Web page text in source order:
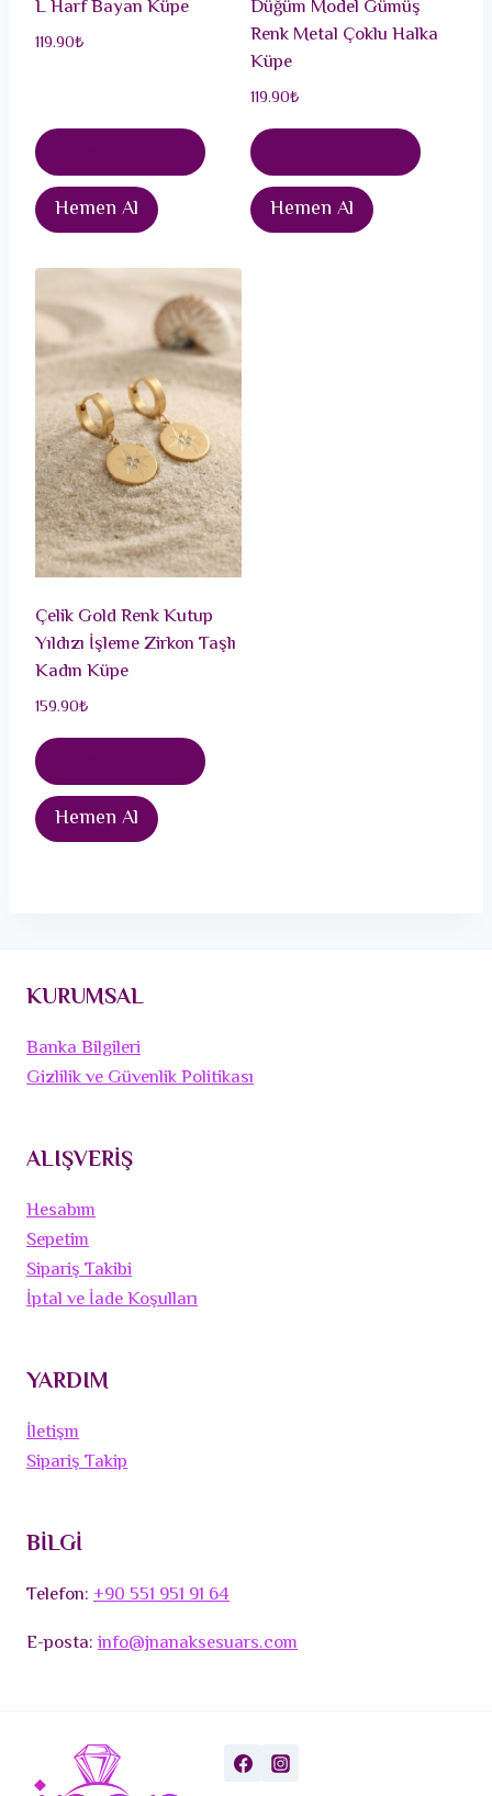
L Harf Bayan Küpe
119.90₺
Hemen Al
Düğüm Model Gümüş
Renk Metal Çoklu Halka
Küpe
119.90₺
Hemen Al
Çelik Gold Renk Kutup
Yıldızı İşleme Zirkon Taşlı
Kadın Küpe
159.90₺
Hemen Al
KURUMSAL
Banka Bilgileri
Gizlilik ve Güvenlik Politikası
ALIŞVERİŞ
Hesabım
Sepetim
Sipariş Takibi
İptal ve İade Koşulları
YARDIM
İletişm
Sipariş Takip
BİLGİ
Telefon:+90 551 951 91 64
E-posta:info@jnanaksesuars.com